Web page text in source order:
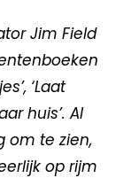
Jim Field
‘Laat
huis’. Al
om te zien,
op rijm